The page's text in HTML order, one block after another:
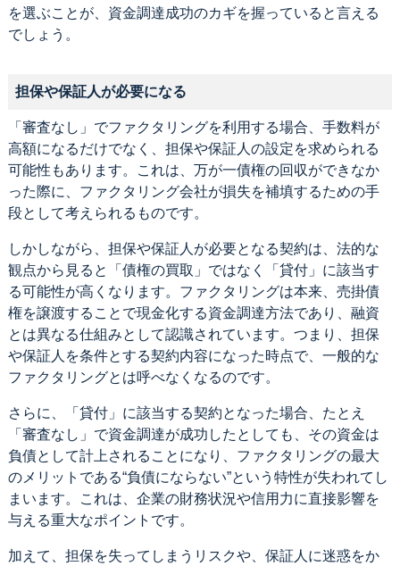
を選ぶことが、資金調達成功のカギを握っていると言える
でしょう。
担保や保証人が必要になる
「審査なし」でファクタリングを利用する場合、手数料が
高額になるだけでなく、担保や保証人の設定を求められる
可能性もあります。これは、万が一債権の回収ができなか
った際に、ファクタリング会社が損失を補填するための手
段として考えられるものです。
しかしながら、担保や保証人が必要となる契約は、法的な
観点から見ると「債権の買取」ではなく「貸付」に該当す
る可能性が高くなります。ファクタリングは本来、売掛債
権を譲渡することで現金化する資金調達方法であり、融資
とは異なる仕組みとして認識されています。つまり、担保
や保証人を条件とする契約内容になった時点で、一般的な
ファクタリングとは呼べなくなるのです。
さらに、「貸付」に該当する契約となった場合、たとえ
「審査なし」で資金調達が成功したとしても、その資金は
負債として計上されることになり、ファクタリングの最大
のメリットである“負債にならない”という特性が失われてし
まいます。これは、企業の財務状況や信用力に直接影響を
与える重大なポイントです。
加えて、担保を失ってしまうリスクや、保証人に迷惑をか